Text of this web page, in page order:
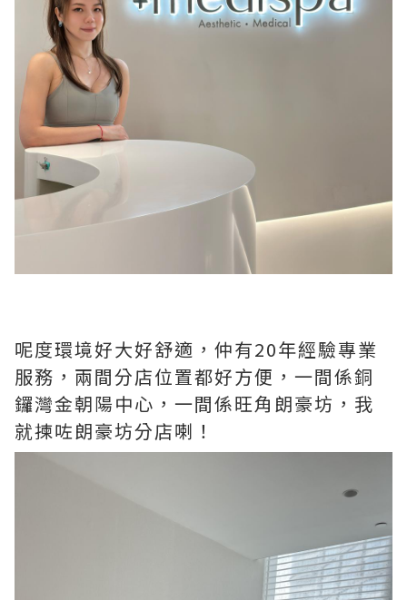
呢度環境好大好舒適，仲有20年經驗專業
服務，兩間分店位置都好方便，一間係銅
鑼灣金朝陽中心，一間係旺角朗豪坊，我
就揀咗朗豪坊分店喇！